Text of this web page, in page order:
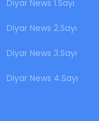
Diyar News 1.Sayı
Diyar News 2.Sayı
Diyar News 3.Sayı
Diyar News 4.Sayı